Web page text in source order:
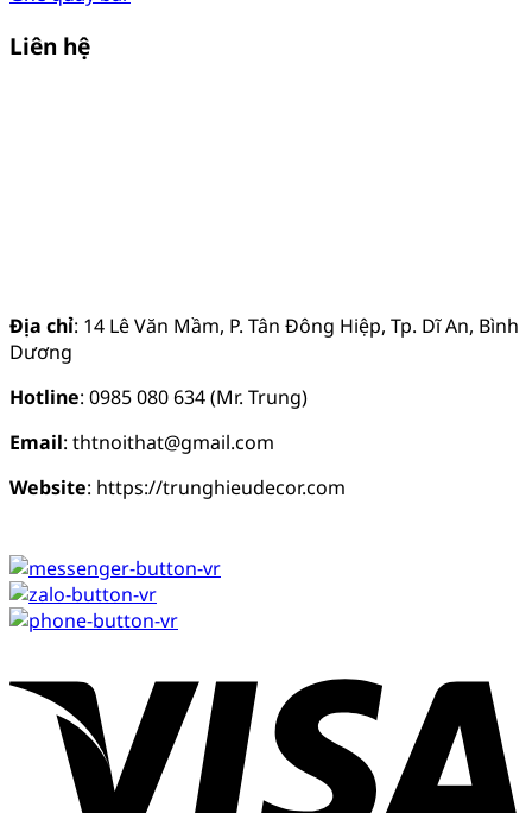
Liên hệ
Địa chỉ: 14 Lê Văn Mầm, P. Tân Đông Hiệp, Tp. Dĩ An, Bình
Dương
Hotline: 0985 080 634 (Mr. Trung)
Email: thtnoithat@gmail.com
Website: https://trunghieudecor.com